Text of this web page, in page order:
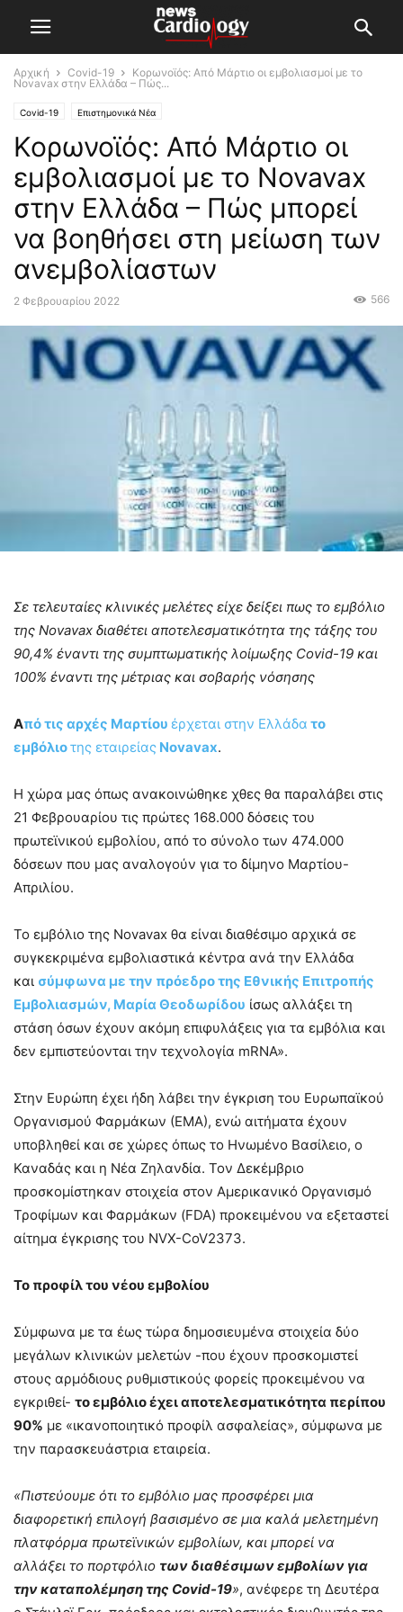
Αρχική Covid-19
Κορωνοϊός: Από Μάρτιο οι εμβολιασμοί με το
Novavax στην Ελλάδα – Πώς...
Covid-19 Επιστημονικά Νέα
Κορωνοϊός: Από Μάρτιο οι
εμβολιασμοί με το Novavax
στην Ελλάδα – Πώς μπορεί
να βοηθήσει στη μείωση των
ανεμβολίαστων
2 Φεβρουαρίου 2022 566
Σε τελευταίες κλινικές μελέτες είχε δείξει πως το εμβόλιο
της Novavax διαθέτει αποτελεσματικότητα της τάξης του
90,4% έναντι της συμπτωματικής λοίμωξης Covid-19 και
100% έναντι της μέτριας και σοβαρής νόσησης
Aπό τις αρχές Μαρτίου έρχεται στην Ελλάδα το
εμβόλιοτης εταιρείας Novavax.
Η χώρα μας όπως ανακοινώθηκε χθες θα παραλάβει στις
21 Φεβρουαρίου τις πρώτες 168.000 δόσεις του
πρωτεϊνικού εμβολίου, από το σύνολο των 474.000
δόσεων που μας αναλογούν για το δίμηνο Μαρτίου-
Απριλίου.
Το εμβόλιο της Novavax θα είναι διαθέσιμο αρχικά σε
συγκεκριμένα εμβολιαστικά κέντρα ανά την Ελλάδα
και σύμφωνα με την πρόεδρο της Εθνικής Επιτροπής
Εμβολιασμών, Μαρία Θεοδωρίδου ίσως αλλάξει τη
στάση όσων έχουν ακόμη επιφυλάξεις για τα εμβόλια και
δεν εμπιστεύονται την τεχνολογία mRNA».
Στην Ευρώπη έχει ήδη λάβει την έγκριση του Ευρωπαϊκού
Οργανισμού Φαρμάκων (ΕΜΑ), ενώ αιτήματα έχουν
υποβληθεί και σε χώρες όπως το Ηνωμένο Βασίλειο, ο
Καναδάς και η Νέα Ζηλανδία. Τον Δεκέμβριο
προσκομίστηκαν στοιχεία στον Αμερικανικό Οργανισμό
Τροφίμων και Φαρμάκων (FDA) προκειμένου να εξεταστεί
αίτημα έγκρισης του NVX-CoV2373.
Το προφίλ του νέου εμβολίου
Σύμφωνα με τα έως τώρα δημοσιευμένα στοιχεία δύο
μεγάλων κλινικών μελετών -που έχουν προσκομιστεί
στους αρμόδιους ρυθμιστικούς φορείς προκειμένου να
εγκριθεί- το εμβόλιο έχει αποτελεσματικότητα περίπου
90% με «ικανοποιητικό προφίλ ασφαλείας», σύμφωνα με
την παρασκευάστρια εταιρεία.
«Πιστεύουμε ότι το εμβόλιο μας προσφέρει μια
διαφορετική επιλογή βασισμένο σε μια καλά μελετημένη
πλατφόρμα πρωτεϊνικών εμβολίων, και μπορεί να
αλλάξει το πορτφόλιο των διαθέσιμων εμβολίων για
την καταπολέμηση της Covid-19», ανέφερε τη Δευτέρα